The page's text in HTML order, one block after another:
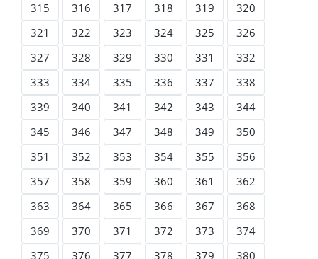
315
316 317 318 319
320
321
322 323 324 325
326
327
328 329 330 331
332
333
334 335 336 337
338
339
340 341 342 343
344
345
346 347 348 349
350
351
352 353 354 355
356
357
358 359 360 361
362
363
364 365 366 367
368
369
370 371 372 373
374
375
376 377 378 379 380